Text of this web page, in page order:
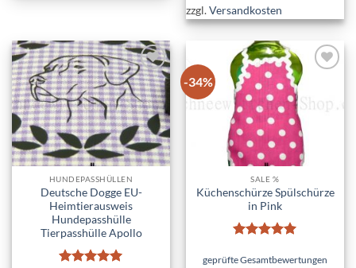
auf.
Die
Optionen
können
auf
der
Produktseite
gewählt
werden
zzgl.Versandkosten
Add to
wishlist
HUNDEPASSHÜLLEN
Deutsche Dogge EU-
Heimtierausweis
Hundepasshülle
Tierpasshülle Apollo
-34%
SALE %
Küchenschürze Spülschürze
in Pink
mit5von
geprüfte Gesamtbewertungen